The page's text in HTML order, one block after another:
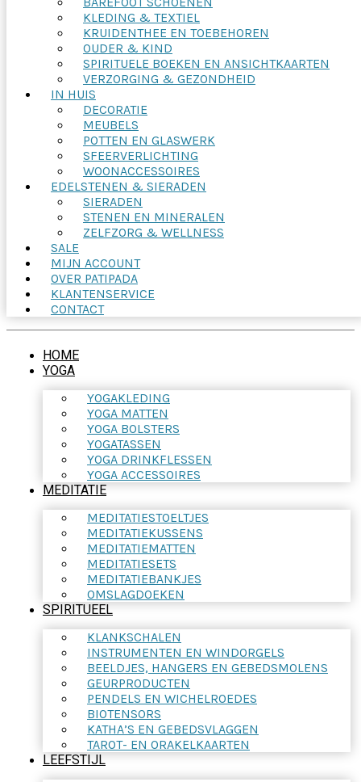
KLEDING & TEXTIEL
KRUIDENTHEE EN TOEBEHOREN
OUDER & KIND
SPIRITUELE BOEKEN EN ANSICHTKAARTEN
VERZORGING & GEZONDHEID
IN HUIS
DECORATIE
MEUBELS
POTTEN EN GLASWERK
SFEERVERLICHTING
WOONACCESSOIRES
EDELSTENEN & SIERADEN
SIERADEN
STENEN EN MINERALEN
ZELFZORG & WELLNESS
SALE
MIJN ACCOUNT
OVER PATIPADA
KLANTENSERVICE
CONTACT
HOME
YOGA
YOGAKLEDING
YOGA MATTEN
YOGA BOLSTERS
YOGATASSEN
YOGA DRINKFLESSEN
YOGA ACCESSOIRES
MEDITATIE
MEDITATIESTOELTJES
MEDITATIEKUSSENS
MEDITATIEMATTEN
MEDITATIESETS
MEDITATIEBANKJES
OMSLAGDOEKEN
SPIRITUEEL
KLANKSCHALEN
INSTRUMENTEN EN WINDORGELS
BEELDJES, HANGERS EN GEBEDSMOLENS
GEURPRODUCTEN
PENDELS EN WICHELROEDES
BIOTENSORS
KATHA’S EN GEBEDSVLAGGEN
TAROT- EN ORAKELKAARTEN
LEEFSTIJL